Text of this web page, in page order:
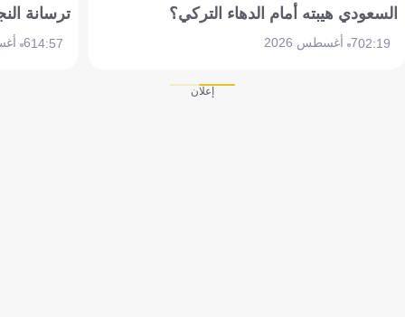
السعودي هيبته أمام الدهاء التركي؟
02:197 أغسطس 2026
ترسانة
14:576 أغسطس 2026
إعلان